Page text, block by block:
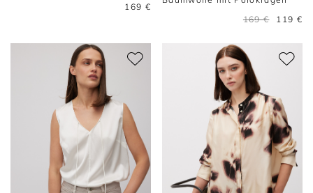
169 €
169 €
119 €